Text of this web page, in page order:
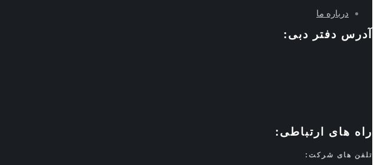
درباره ما
آدرس دفتر دبی:
راه های ارتباطی:
تلفن های شرکت: